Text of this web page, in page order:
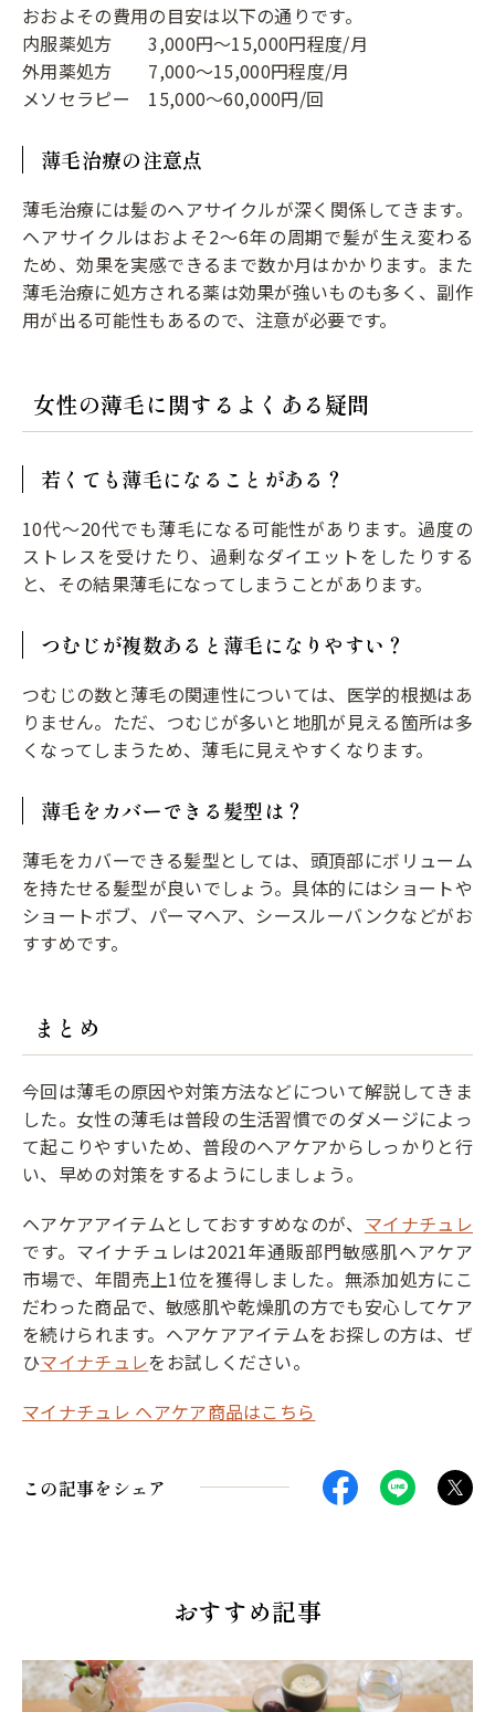
おおよその費用の目安は以下の通りです。
内服薬処方 3,000円～15,000円程度/月
外用薬処方 7,000～15,000円程度/月
メソセラピー 15,000〜60,000円/回
薄毛治療の注意点
薄毛治療には髪のヘアサイクルが深く関係してきます。
ヘアサイクルはおよそ2〜6年の周期で髪が生え変わる
ため、効果を実感できるまで数か月はかかります。また
薄毛治療に処方される薬は効果が強いものも多く、副作
用が出る可能性もあるので、注意が必要です。
女性の薄毛に関するよくある疑問
若くても薄毛になることがある？
10代〜20代でも薄毛になる可能性があります。過度の
ストレスを受けたり、過剰なダイエットをしたりする
と、その結果薄毛になってしまうことがあります。
つむじが複数あると薄毛になりやすい？
つむじの数と薄毛の関連性については、医学的根拠はあ
りません。ただ、つむじが多いと地肌が見える箇所は多
くなってしまうため、薄毛に見えやすくなります。
薄毛をカバーできる髪型は？
薄毛をカバーできる髪型としては、頭頂部にボリューム
を持たせる髪型が良いでしょう。具体的にはショートや
ショートボブ、パーマヘア、シースルーバンクなどがお
すすめです。
まとめ
今回は薄毛の原因や対策方法などについて解説してきま
した。女性の薄毛は普段の生活習慣でのダメージによっ
て起こりやすいため、普段のヘアケアからしっかりと行
い、早めの対策をするようにしましょう。
ヘアケアアイテムとしておすすめなのが、 マイナチュレ
です。マイナチュレは2021年通販部門敏感肌ヘアケア
市場で、年間売上1位を獲得しました。無添加処方にこ
だわった商品で、敏感肌や乾燥肌の方でも安心してケア
を続けられます。ヘアケアアイテムをお探しの方は、ぜ
ひマイナチュレをお試しください。
マイナチュレ ヘアケア商品はこちら
この記事をシェア
おすすめ記事